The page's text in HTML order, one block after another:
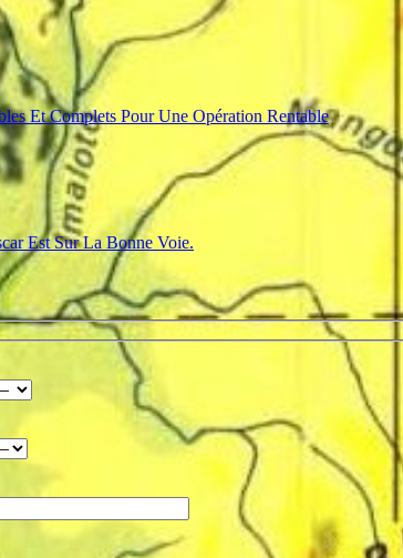
Et Complets Pour Une Opération Rentable
Est Sur La Bonne Voie.